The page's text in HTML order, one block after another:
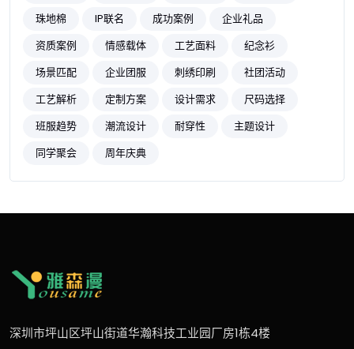
珠地棉
IP联名 成功案例
企业礼品
资质案例
情感载体 工艺面料
纪念衫
场景匹配
企业团服 刺绣印刷
社团活动
工艺解析
定制方案 设计需求
尺码选择
班服趋势
潮流设计 耐穿性
主题设计
同学聚会
周年庆典
深圳市坪山区坪山街道华瀚科技工业园厂房1栋4楼